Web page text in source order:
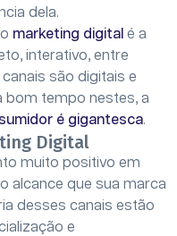
dela.
marketing digital é a
interativo, entre
são digitais e
bom tempo nestes, a
é gigantesca.
Digital
muito positivo em
alcance que sua marca
desses canais estão
e